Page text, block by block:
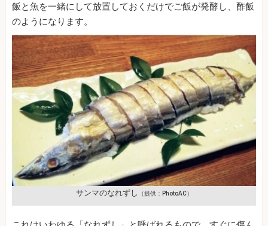
飯と魚を一緒にして放置しておくだけでご飯が発酵し、酢飯
のようになります。
サンマのなれずし （提供：PhotoAC）